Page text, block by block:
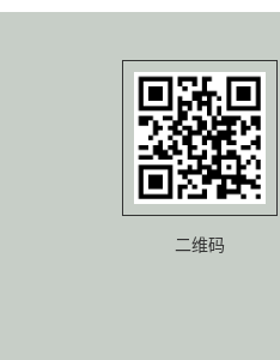
你知道吗？探伤仪的灵感，居然来自
涡流探伤仪选型不对？问题可能出在这里
聊探伤仪，超声波探伤仪、涡流探伤
仪，这三者经常在同一个项目里...
二维码